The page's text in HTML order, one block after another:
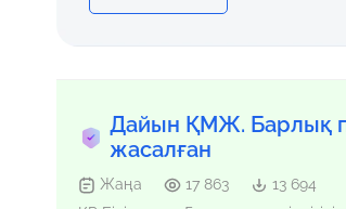
Дайын ҚМЖ. Барлық
жасалған
Жаңа 17 863
13 694